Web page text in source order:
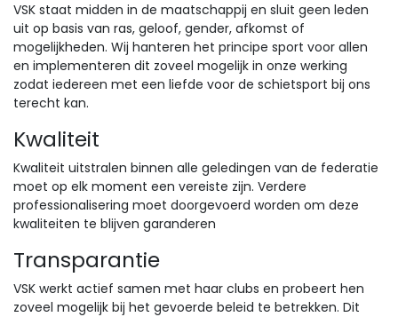
VSK staat midden in de maatschappij en sluit geen leden
uit op basis van ras, geloof, gender, afkomst of
mogelijkheden. Wij hanteren het principe sport voor allen
en implementeren dit zoveel mogelijk in onze werking
zodat iedereen met een liefde voor de schietsport bij ons
terecht kan.
Kwaliteit
Kwaliteit uitstralen binnen alle geledingen van de federatie
moet op elk moment een vereiste zijn. Verdere
professionalisering moet doorgevoerd worden om deze
kwaliteiten te blijven garanderen
Transparantie
VSK werkt actief samen met haar clubs en probeert hen
zoveel mogelijk bij het gevoerde beleid te betrekken. Dit